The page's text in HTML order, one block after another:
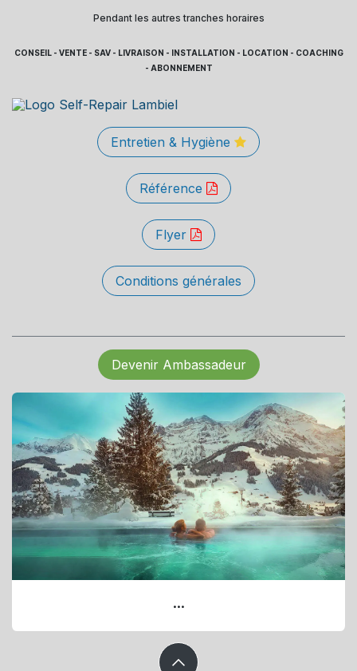
Pendant les autres tranches horaires
CONSEIL - VENTE - SAV - LIVRAISON - INSTALLATION - LOCATION - COACHING
- ABONNEMENT
Entretien & Hygiène
Référence
Flyer
Conditions générales
Devenir Ambassadeur
...